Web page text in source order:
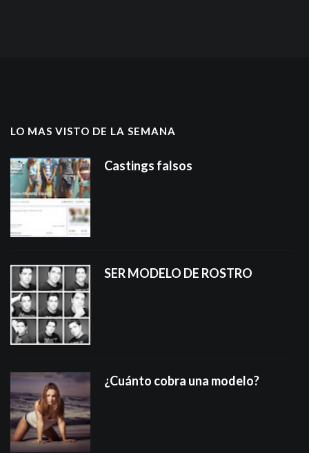
LO MAS VISTO DE LA SEMANA
Castings falsos
SER MODELO DE ROSTRO
¿Cuánto cobra una modelo?